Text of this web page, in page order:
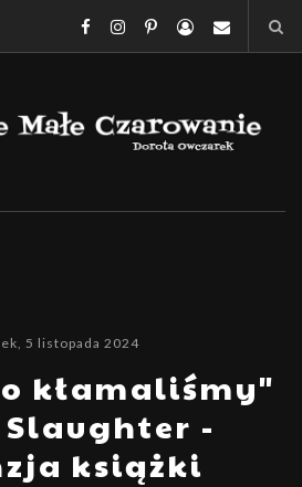
5 listopada 2024
kłamaliśmy"
-
książki